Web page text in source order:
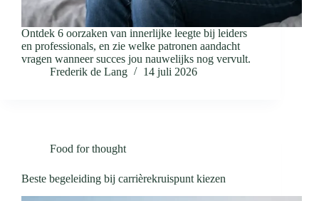
Ontdek 6 oorzaken van innerlijke leegte bij leiders
en professionals, en zie welke patronen aandacht
vragen wanneer succes jou nauwelijks nog vervult.
Frederik de Lang
14 juli 2026
Food for thought
Beste begeleiding bij carrièrekruispunt kiezen